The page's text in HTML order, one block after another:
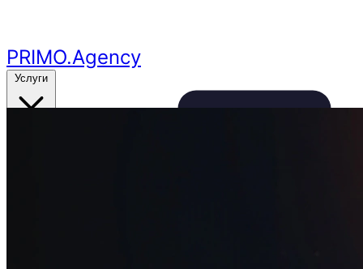
PRIMO.Agency